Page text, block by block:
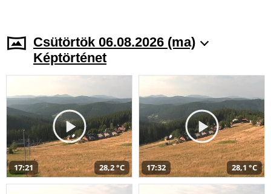
Csütörtök 06.08.2026 (ma)
Képtörténet
17:21 28,2 °C 17:32 28,1 °C